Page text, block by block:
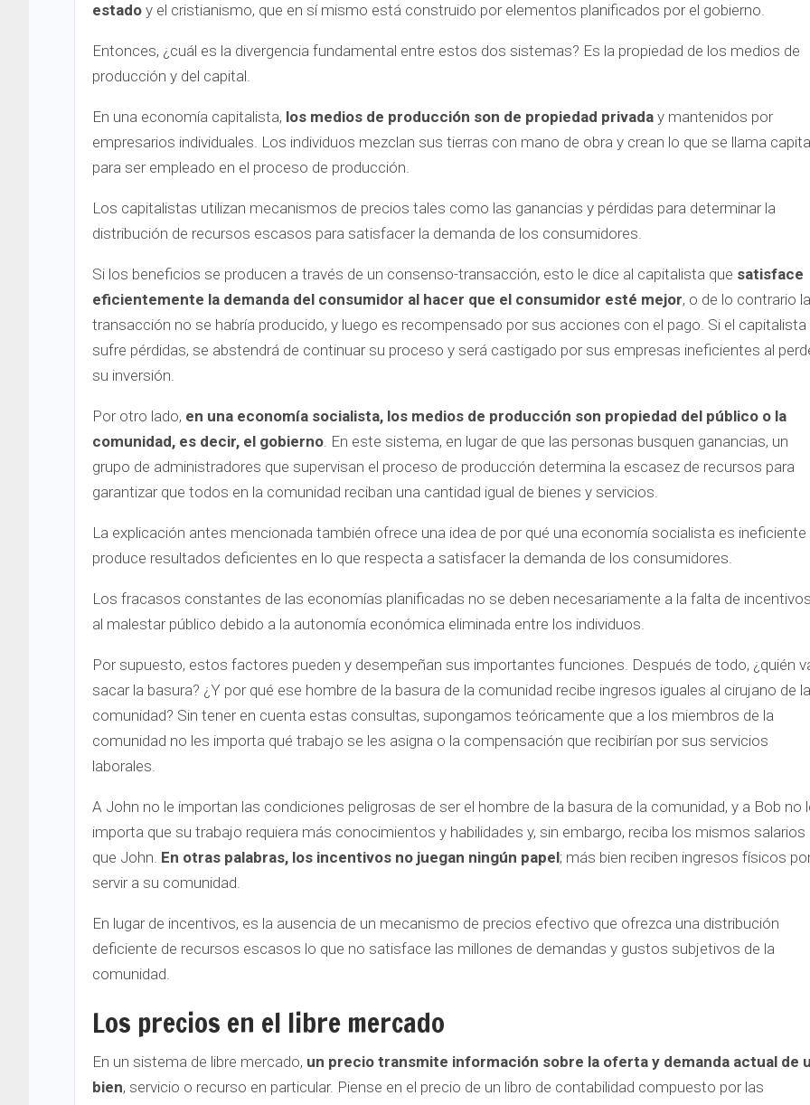
estado y el cristianismo, que en sí mismo está construido por elementos planificados por el gobierno.
Entonces, ¿cuál es la divergencia fundamental entre estos dos sistemas? Es la propiedad de los medios de
producción y del capital.
En una economía capitalista, los medios de producción son de propiedad privada y mantenidos por
empresarios individuales. Los individuos mezclan sus tierras con mano de obra y crean lo que se llama
para ser empleado en el proceso de producción.
Los capitalistas utilizan mecanismos de precios tales como las ganancias y pérdidas para determinar la
distribución de recursos escasos para satisfacer la demanda de los consumidores.
Si los beneficios se producen a través de un consenso-transacción, esto le dice al capitalista que satisface
eficientemente la demanda del consumidor al hacer que el consumidor esté mejor, o de lo contrario la
transacción no se habría producido, y luego es recompensado por sus acciones con el pago. Si el capitalista
sufre pérdidas, se abstendrá de continuar su proceso y será castigado por sus empresas ineficientes al
su inversión.
Por otro lado, en una economía socialista, los medios de producción son propiedad del público o la
comunidad, es decir, el gobierno. En este sistema, en lugar de que las personas busquen ganancias, un
grupo de administradores que supervisan el proceso de producción determina la escasez de recursos para
garantizar que todos en la comunidad reciban una cantidad igual de bienes y servicios.
La explicación antes mencionada también ofrece una idea de por qué una economía socialista es ineficiente
produce resultados deficientes en lo que respecta a satisfacer la demanda de los consumidores.
Los fracasos constantes de las economías planificadas no se deben necesariamente a la falta de
al malestar público debido a la autonomía económica eliminada entre los individuos.
Por supuesto, estos factores pueden y desempeñan sus importantes funciones. Después de todo, ¿quién
sacar la basura? ¿Y por qué ese hombre de la basura de la comunidad recibe ingresos iguales al cirujano de la
comunidad? Sin tener en cuenta estas consultas, supongamos teóricamente que a los miembros de la
comunidad no les importa qué trabajo se les asigna o la compensación que recibirían por sus servicios
laborales.
A John no le importan las condiciones peligrosas de ser el hombre de la basura de la comunidad, y a Bob no
importa que su trabajo requiera más conocimientos y habilidades y, sin embargo, reciba los mismos salarios
que John. En otras palabras, los incentivos no juegan ningún papel; más bien reciben ingresos físicos
servir a su comunidad.
En lugar de incentivos, es la ausencia de un mecanismo de precios efectivo que ofrezca una distribución
deficiente de recursos escasos lo que no satisface las millones de demandas y gustos subjetivos de la
comunidad.
Los precios en el libre mercado
En un sistema de libre mercado, un precio transmite información sobre la oferta y demanda actual de
bien, servicio o recurso en particular. Piense en el precio de un libro de contabilidad compuesto por las